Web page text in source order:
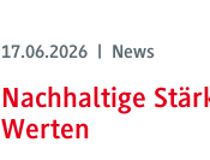
17.06.2026 | News
Nachhaltige
Werten